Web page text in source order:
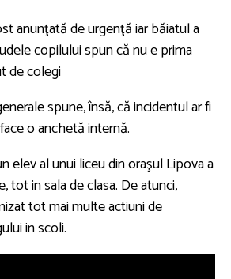
anunţată de urgenţă iar băiatul a
copilului spun că nu e prima
de colegi
spune, însă, că incidentul ar fi
o anchetă internă.
elev al unui liceu din oraşul Lipova a
tot in sala de clasa. De atunci,
tot mai multe actiuni de
in scoli.